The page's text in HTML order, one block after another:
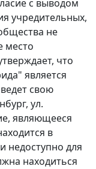
с выводом
учредительных,
не
место
что
является
свою
ул.
являющееся
в
недоступно для
находиться